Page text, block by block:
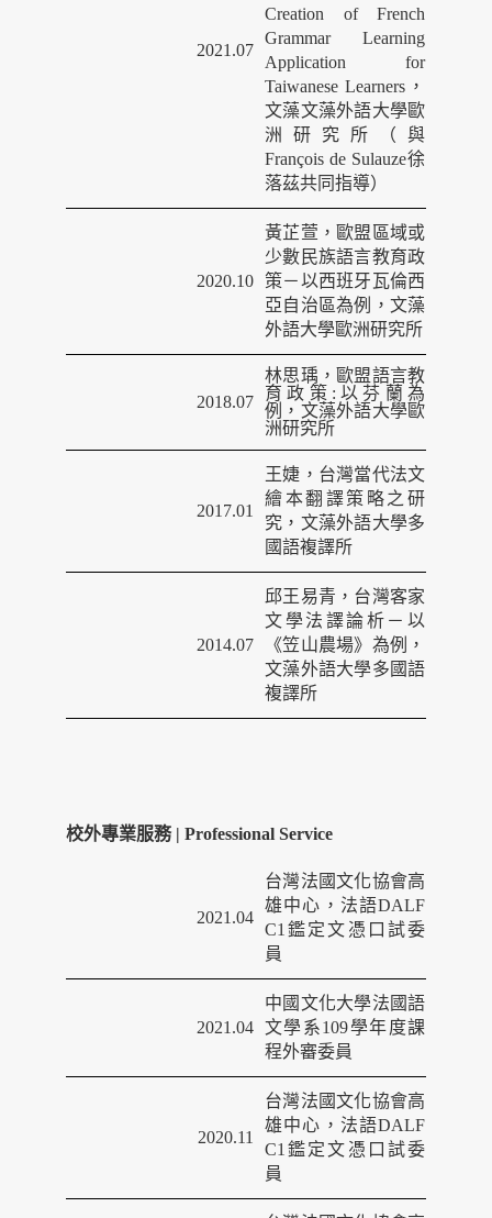
2021.07
Creation of French
Grammar Learning
Application for
Taiwanese Learners，
文藻文藻外語大學歐
洲研究所（與
François de Sulauze徐
落茲共同指導）
2020.10
黃芷萱，歐盟區域或
少數民族語言教育政
策－以西班牙瓦倫西
亞自治區為例，文藻
外語大學歐洲研究所
2018.07
林思瑀，歐盟語言教
育政策 : 以芬蘭為
例，文藻外語大學歐
洲研究所
2017.01
王婕，台灣當代法文
繪本翻譯策略之研
究，文藻外語大學多
國語複譯所
2014.07
邱王易青，台灣客家
文學法譯論析－以
《笠山農場》為例，
文藻外語大學多國語
複譯所
校外專業服務 | Professional Service
2021.04
台灣法國文化協會高
雄中心，法語DALF
C1鑑定文憑口試委
員
2021.04
中國文化大學法國語
文學系109學年度課
程外審委員
2020.11
台灣法國文化協會高
雄中心，法語DALF
C1鑑定文憑口試委
員